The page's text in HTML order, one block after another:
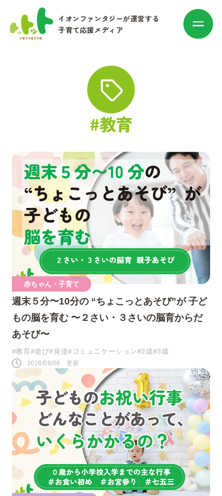
イオンファンタジーが運営する
子育て応援メディア
カテゴリ別に探す
マネー
お出かけ・トレンド
その他
人気のキーワード
#0歳 #接し方 #悩み #寝かしつけ
#1歳
#育児の不安 #お祝い #お世話
#おうち遊び #コミュニケーション
#パパ #夜泣き
SNS
このページをシェアする
ツイート
#教育
赤ちゃん・子育て
週末５分〜10分の “ちょこっとあそび”が 子ど
もの脳を育む 〜２さい・３さいの脳育からだ
あそび〜
#教育#遊び#発達#コミュニケーション#2歳#3歳
2026/06/08 更新